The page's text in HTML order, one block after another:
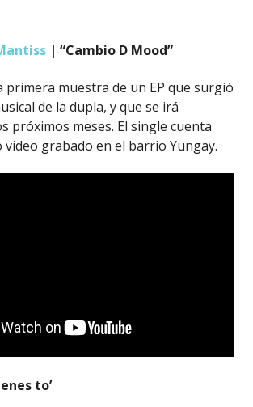
| “Cambio D Mood”
primera muestra de un EP que surgió
de la dupla, y que se irá
próximos meses. El single cuenta
grabado en el barrio Yungay.
to’